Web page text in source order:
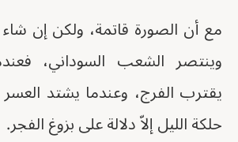
مع أن الصورة قاتمة، ولكن إن
وينتصر الشعب السوداني،
يقترب الفرج، وعندما يشتد العسر
حلكة الليل إلاّ دلالة على بزوغ الفجر.